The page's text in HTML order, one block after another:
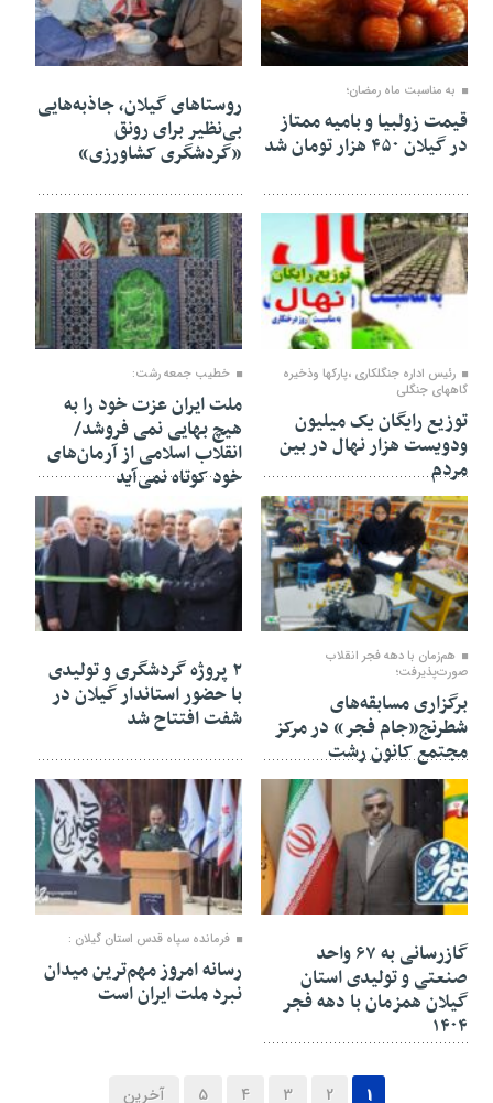
۳۰ بهمن ۱۴۰۴
به مناسبت ماه رمضان؛
قیمت زولبیا و بامیه ممتاز
در گیلان ۴۵۰ هزار تومان شد
۲۷ بهمن ۱۴۰۴
روستاهای گیلان، جاذبه‌هایی
بی‌نظیر برای رونق
«گردشگری کشاورزی»
رئیس اداره جنگلکاری ،پارکها وذخیره
گاههای جنگلی
توزیع رایگان یک میلیون
ودویست هزار نهال در بین
مردم
۲۴ بهمن ۱۴۰۴
خطیب جمعه رشت:
ملت ایران عزت خود را به
هیچ بهایی نمی فروشد/
انقلاب اسلامی از آرمان‌های
خود کوتاه نمی‌آید
۲۱ بهمن ۱۴۰۴
هم‌زمان با دهه فجر انقلاب
صورت‌پذیرفت؛
برگزاری مسابقه‌های
شطرنج«جام فجر» در مرکز
مجتمع کانون رشت
۲ پروژه گردشگری و تولیدی
با حضور استاندار گیلان در
شفت افتتاح شد
۲۱ بهمن ۱۴۰۴
گازرسانی به ۶۷ واحد
صنعتی و تولیدی استان
گیلان همزمان با دهه فجر
۱۴۰۴
۲۱ بهمن ۱۴۰۴
فرمانده سپاه قدس استان گیلان :
رسانه امروز مهم‌ترین میدان
نبرد ملت ایران است
1
2
3
4
5 آخرین